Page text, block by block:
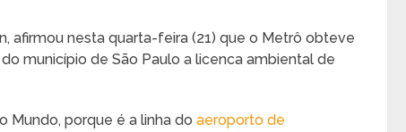
afirmou nesta quarta-feira (21) que o Metrô obteve
município de São Paulo a licenca ambiental de
Mundo, porque é a linha doaeroporto de